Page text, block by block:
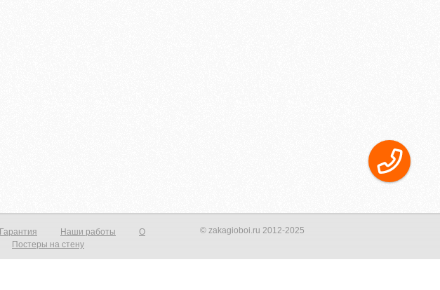
Гарантия Наши работы
О
Постеры на стену
© zakagioboi.ru 2012-2025